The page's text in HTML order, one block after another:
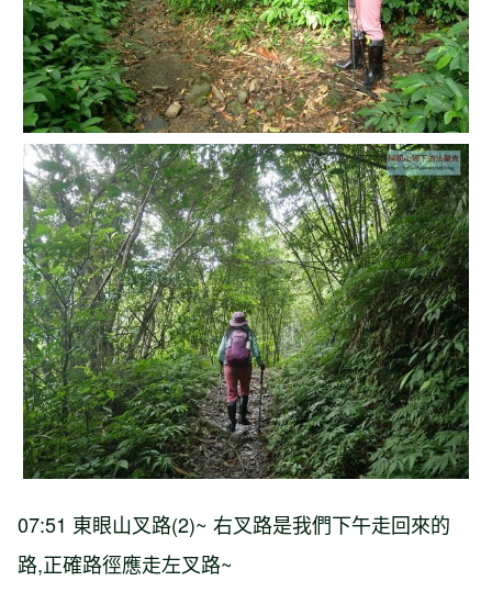
07:51 東眼山叉路(2)~ 右叉路是我們下午走回來的
路,正確路徑應走左叉路~